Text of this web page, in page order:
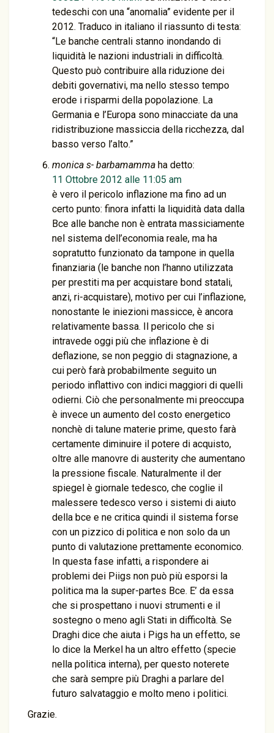
tedeschi con una “anomalia” evidente per il
2012. Traduco in italiano il riassunto di testa:
“Le banche centrali stanno inondando di
liquidità le nazioni industriali in difficoltà.
Questo può contribuire alla riduzione dei
debiti governativi, ma nello stesso tempo
erode i risparmi della popolazione. La
Germania e l’Europa sono minacciate da una
ridistribuzione massiccia della ricchezza, dal
basso verso l’alto.”
monica s- barbamamma ha detto:
11 Ottobre 2012 alle 11:05 am
è vero il pericolo inflazione ma fino ad un
certo punto: finora infatti la liquidità data dalla
Bce alle banche non è entrata massiciamente
nel sistema dell’economia reale, ma ha
sopratutto funzionato da tampone in quella
finanziaria (le banche non l’hanno utilizzata
per prestiti ma per acquistare bond statali,
anzi, ri-acquistare), motivo per cui l’inflazione,
nonostante le iniezioni massicce, è ancora
relativamente bassa. Il pericolo che si
intravede oggi più che inflazione è di
deflazione, se non peggio di stagnazione, a
cui però farà probabilmente seguito un
periodo inflattivo con indici maggiori di quelli
odierni. Ciò che personalmente mi preoccupa
è invece un aumento del costo energetico
nonchè di talune materie prime, questo farà
certamente diminuire il potere di acquisto,
oltre alle manovre di austerity che aumentano
la pressione fiscale. Naturalmente il der
spiegel è giornale tedesco, che coglie il
malessere tedesco verso i sistemi di aiuto
della bce e ne critica quindi il sistema forse
con un pizzico di politica e non solo da un
punto di valutazione prettamente economico.
In questa fase infatti, a rispondere ai
problemi dei Piigs non può più esporsi la
politica ma la super-partes Bce. E’ da essa
che si prospettano i nuovi strumenti e il
sostegno o meno agli Stati in difficoltà. Se
Draghi dice che aiuta i Pigs ha un effetto, se
lo dice la Merkel ha un altro effetto (specie
nella politica interna), per questo noterete
che sarà sempre più Draghi a parlare del
futuro salvataggio e molto meno i politici.
Grazie.